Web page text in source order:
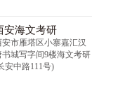
安海文考研
安市雁塔区小寨嘉汇汉
书城写字间9楼海文考研
安中路111号)